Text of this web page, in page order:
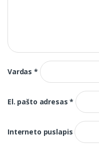
Vardas*
El. pašto adresas*
Interneto puslapis